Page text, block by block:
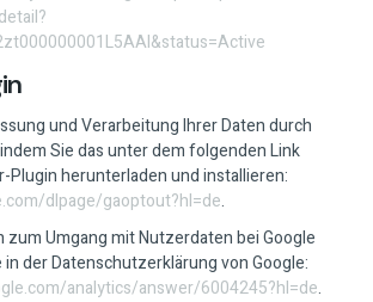
und Verarbeitung Ihrer Daten durch
Sie das unter dem folgenden Link
Plugin herunterladen und installieren:
dlpage/gaoptout?hl=de.
Umgang mit Nutzerdaten bei Google
der Datenschutzerklärung von Google:
analytics/answer/6004245?hl=de.